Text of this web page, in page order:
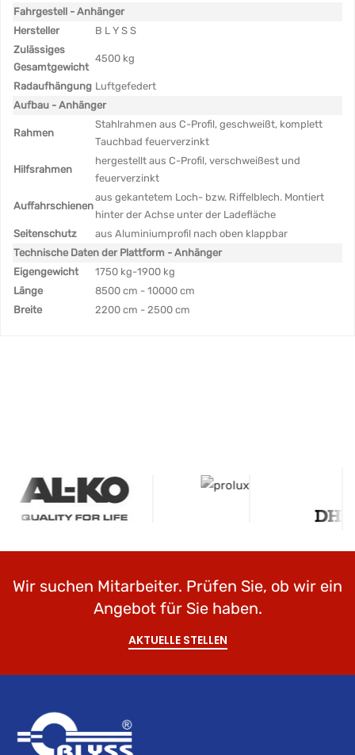
Fahrgestell - Anhänger
Hersteller
B L Y S S
Zulässiges
Gesamtgewicht
4500 kg
Radaufhängung Luftgefedert
Aufbau - Anhänger
Rahmen
Stahlrahmen aus C-Profil, geschweißt, komplett
Tauchbad feuerverzinkt
Hilfsrahmen
hergestellt aus C-Profil, verschweißest und
feuerverzinkt
Auffahrschienen
aus gekantetem Loch- bzw. Riffelblech. Montiert
hinter der Achse unter der Ladefläche
Seitenschutz
aus Aluminiumprofil nach oben klappbar
Technische Daten der Plattform - Anhänger
Eigengewicht
1750 kg-1900 kg
Länge
8500 cm - 10000 cm
Breite
2200 cm - 2500 cm
Wir suchen Mitarbeiter. Prüfen Sie, ob wir ein
Angebot für Sie haben.
AKTUELLE STELLEN